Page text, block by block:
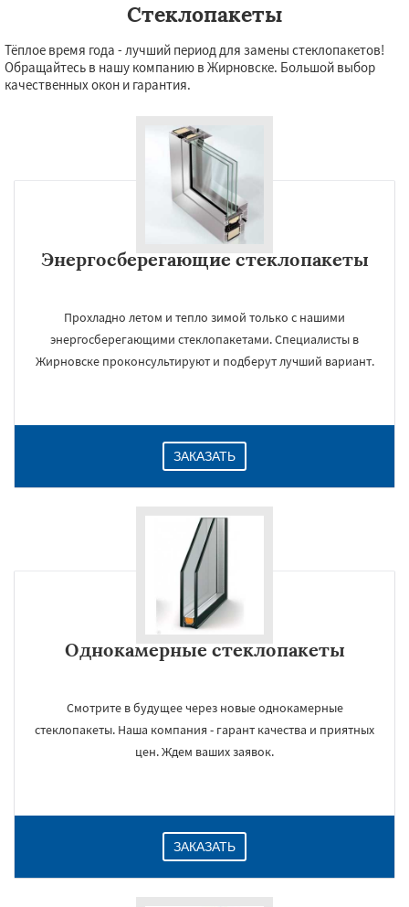
Стеклопакеты
Тёплое время года - лучший период для замены стеклопакетов!
Обращайтесь в нашу компанию в Жирновске. Большой выбор
качественных окон и гарантия.
Энергосберегающие стеклопакеты
Прохладно летом и тепло зимой только с нашими
энергосберегающими стеклопакетами. Специалисты в
Жирновске проконсультируют и подберут лучший вариант.
ЗАКАЗАТЬ
Однокамерные стеклопакеты
Смотрите в будущее через новые однокамерные
стеклопакеты. Наша компания - гарант качества и приятных
цен. Ждем ваших заявок.
ЗАКАЗАТЬ
УЗНАТЬ ПОДРОБНЕЕ
Даю согласие на обработку персональных данных